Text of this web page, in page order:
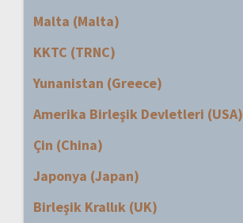
Malta (Malta)
KKTC (TRNC)
Yunanistan (Greece)
Amerika Birleşik Devletleri (USA)
Çin (China)
Japonya (Japan)
Birleşik Krallık (UK)